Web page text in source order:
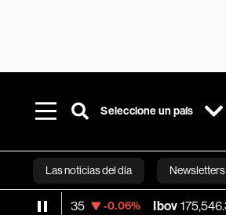
Seleccione un país
Las noticias del día Newsletters
-0.06% Ibov 175,546.36 -1.23%